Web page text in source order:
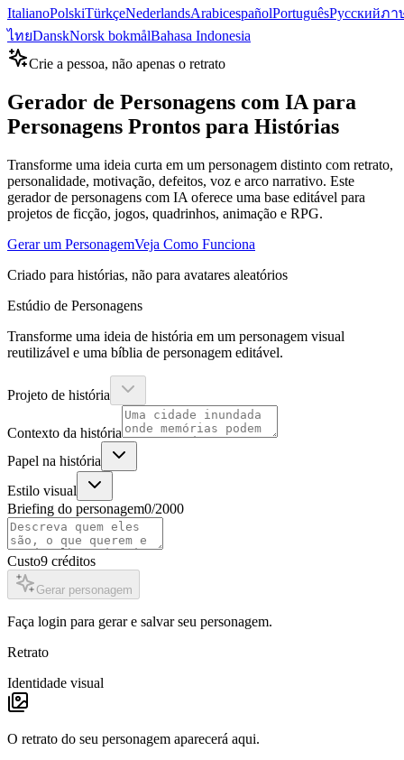
ItalianoPolskiTürkçeNederlandsArabicespañolPortuguêsРусскийภา
ไทยDanskNorsk bokmålBahasa Indonesia
Crie a pessoa, não apenas o retrato
Gerador de Personagens com IA para
Personagens Prontos para Histórias
Transforme uma ideia curta em um personagem distinto com retrato,
personalidade, motivação, defeitos, voz e arco narrativo. Este
gerador de personagens com IA oferece uma base editável para
projetos de ficção, jogos, quadrinhos, animação e RPG.
Gerar um PersonagemVeja Como Funciona
Criado para histórias, não para avatares aleatórios
Estúdio de Personagens
Transforme uma ideia de história em um personagem visual
reutilizável e uma bíblia de personagem editável.
Projeto de história
Contexto da história
Papel na história
Estilo visual
Briefing do personagem0/2000
Custo9 créditos
Gerar personagem
Faça login para gerar e salvar seu personagem.
Retrato
Identidade visual
O retrato do seu personagem aparecerá aqui.